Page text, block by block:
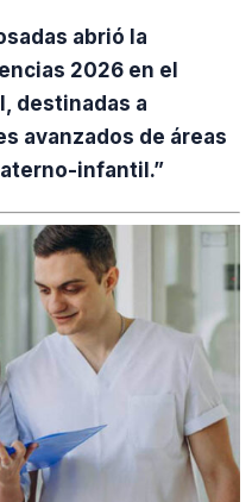
abrió la
2026 en el
destinadas a
avanzados de áreas
infantil.”